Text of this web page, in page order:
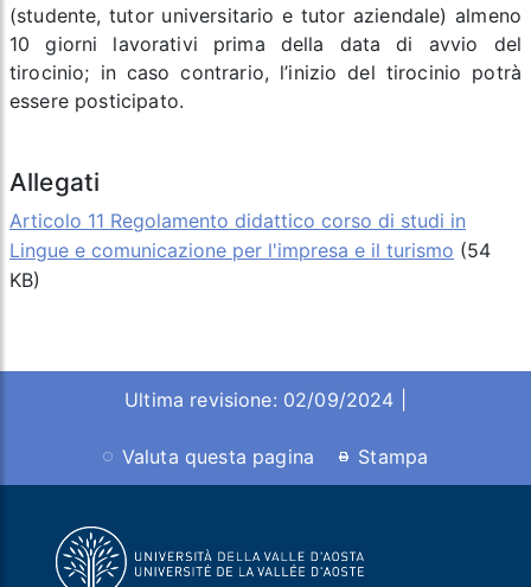
(studente, tutor universitario e tutor aziendale) almeno
10 giorni lavorativi prima della data di avvio del
tirocinio; in caso contrario, l’inizio del tirocinio potrà
essere posticipato.
Allegati
Articolo 11 Regolamento didattico corso di studi in
Lingue e comunicazione per l'impresa e il turismo (54
KB)
Ultima revisione: 02/09/2024 |
Valuta questa pagina Stampa